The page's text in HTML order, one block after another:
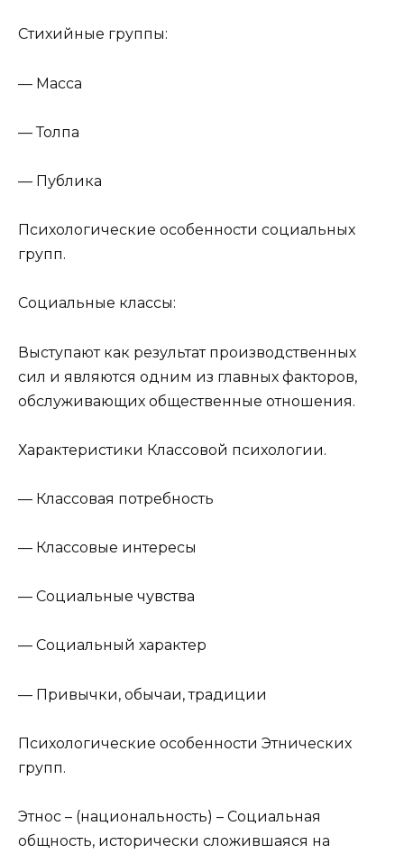
Стихийные группы:
— Масса
— Толпа
— Публика
Психологические особенности социальных
групп.
Социальные классы:
Выступают как результат производственных
сил и являются одним из главных факторов,
обслуживающих общественные отношения.
Характеристики Классовой психологии.
— Классовая потребность
— Классовые интересы
— Социальные чувства
— Социальный характер
— Привычки, обычаи, традиции
Психологические особенности Этнических
групп.
Этнос – (национальность) – Социальная
общность, исторически сложившаяся на